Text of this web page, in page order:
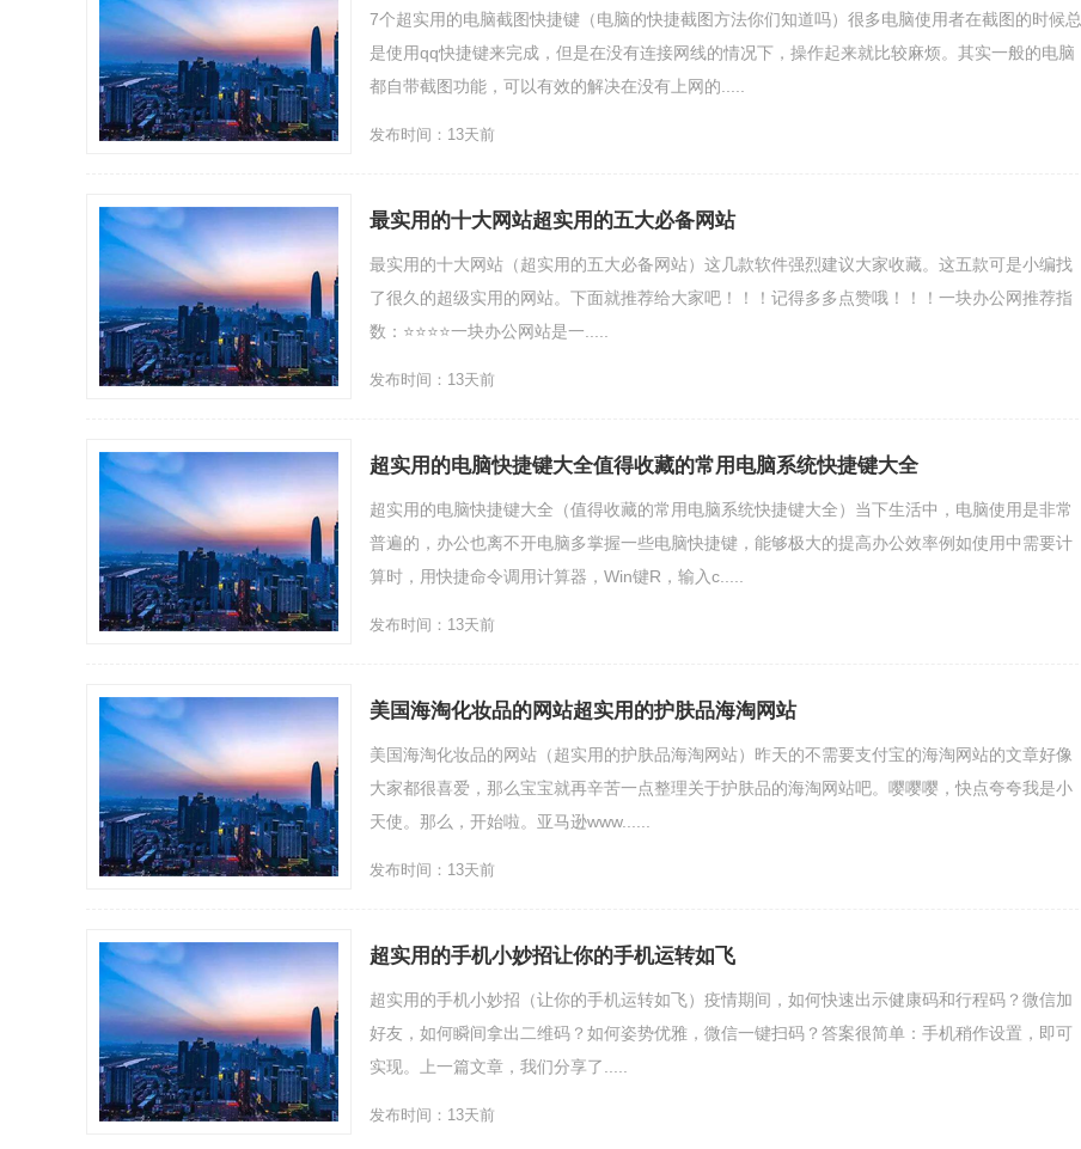
7个超实用的电脑截图快捷键（电脑的快捷截图方法你们知道吗）很多电脑使用者在截图的时候总
是使用qq快捷键来完成，但是在没有连接网线的情况下，操作起来就比较麻烦。其实一般的电脑
都自带截图功能，可以有效的解决在没有上网的.....
发布时间：13天前
最实用的十大网站超实用的五大必备网站
最实用的十大网站（超实用的五大必备网站）这几款软件强烈建议大家收藏。这五款可是小编找
了很久的超级实用的网站。下面就推荐给大家吧！！！记得多多点赞哦！！！一块办公网推荐指
数：⭐⭐⭐⭐一块办公网站是一.....
发布时间：13天前
超实用的电脑快捷键大全值得收藏的常用电脑系统快捷键大全
超实用的电脑快捷键大全（值得收藏的常用电脑系统快捷键大全）当下生活中，电脑使用是非常
普遍的，办公也离不开电脑多掌握一些电脑快捷键，能够极大的提高办公效率例如使用中需要计
算时，用快捷命令调用计算器，Win键R，输入c.....
发布时间：13天前
美国海淘化妆品的网站超实用的护肤品海淘网站
美国海淘化妆品的网站（超实用的护肤品海淘网站）昨天的不需要支付宝的海淘网站的文章好像
大家都很喜爱，那么宝宝就再辛苦一点整理关于护肤品的海淘网站吧。嘤嘤嘤，快点夸夸我是小
天使。那么，开始啦。亚马逊www......
发布时间：13天前
超实用的手机小妙招让你的手机运转如飞
超实用的手机小妙招（让你的手机运转如飞）疫情期间，如何快速出示健康码和行程码？微信加
好友，如何瞬间拿出二维码？如何姿势优雅，微信一键扫码？答案很简单：手机稍作设置，即可
实现。上一篇文章，我们分享了.....
发布时间：13天前